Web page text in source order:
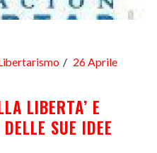
26 Aprile
LIBERTA’ E
SUE IDEE